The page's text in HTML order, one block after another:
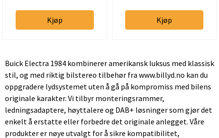
Kjøp Kjøp
Buick Electra 1984 kombinerer amerikansk luksus med klassisk
stil, og med riktig bilstereo tilbehør fra www.billyd.no kan du
oppgradere lydsystemet uten å gå på kompromiss med bilens
originale karakter. Vi tilbyr monteringsrammer,
ledningsadaptere, høyttalere og DAB+ løsninger som gjør det
enkelt å erstatte eller forbedre det originale anlegget. Våre
produkter er nøye utvalgt for å sikre kompatibilitet,